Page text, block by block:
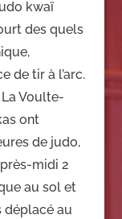
kwaï
des quels
de tir à l’arc.
Voulte-
ont
de judo,
midi 2
au sol et
déplacé au